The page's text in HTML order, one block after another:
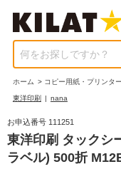
何をお探しですか？
ホーム > コピー用紙・プリンタ
東洋印刷 | nana
お申込番号 111251
東洋印刷 タックシ
ラベル) 500折